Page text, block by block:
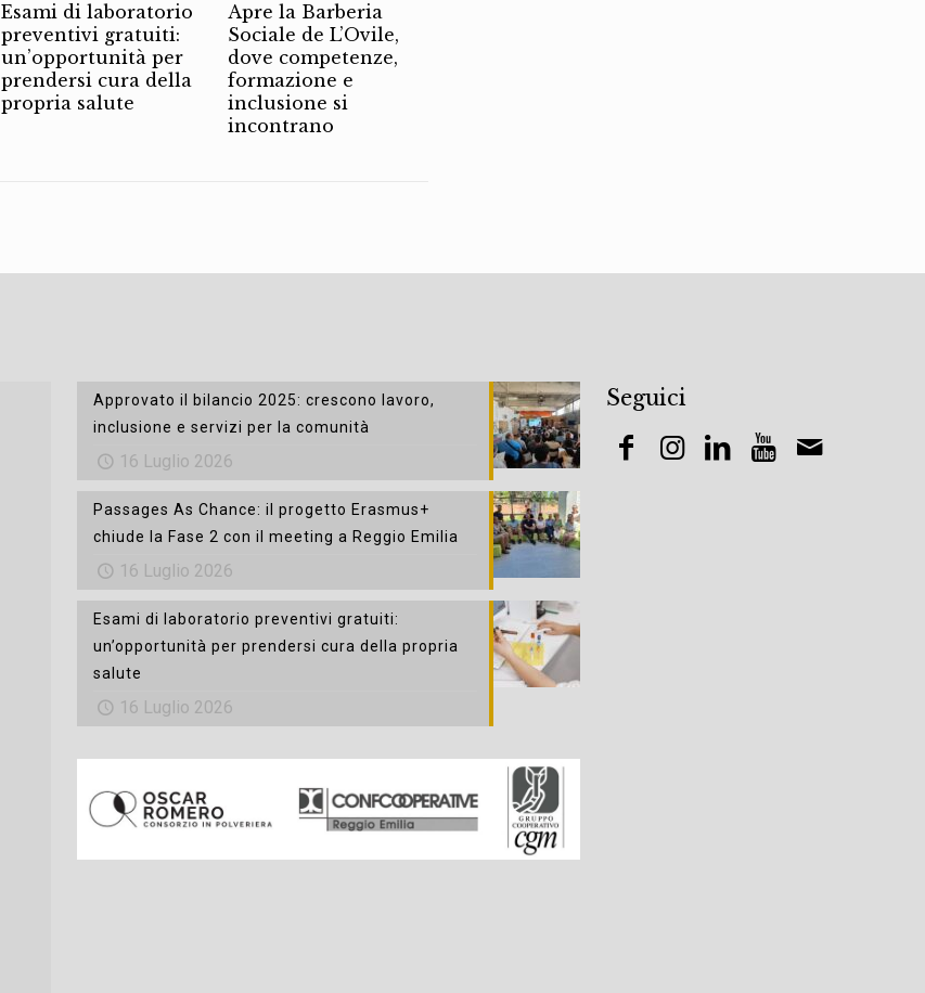
Esami di laboratorio
preventivi gratuiti:
un’opportunità per
prendersi cura della
propria salute
Apre la Barberia
Sociale de L’Ovile,
dove competenze,
formazione e
inclusione si
incontrano
Approvato il bilancio 2025: crescono lavoro,
inclusione e servizi per la comunità
16 Luglio 2026
Passages As Chance: il progetto Erasmus+
chiude la Fase 2 con il meeting a Reggio Emilia
16 Luglio 2026
Esami di laboratorio preventivi gratuiti:
un’opportunità per prendersi cura della propria
salute
16 Luglio 2026
Seguici